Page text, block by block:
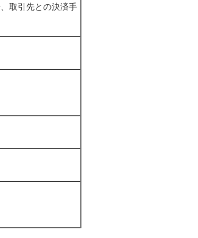
取引先との決済手